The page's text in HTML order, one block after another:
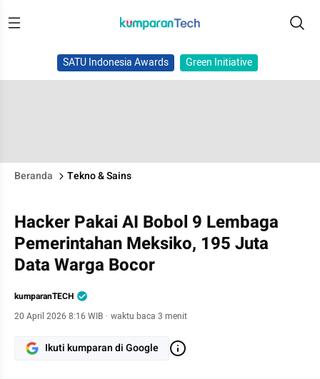
SATU Indonesia Awards Green Initiative
Beranda Tekno & Sains
Hacker Pakai AI Bobol 9 Lembaga
Pemerintahan Meksiko, 195 Juta
Data Warga Bocor
kumparanTECH
20 April 2026 8:16 WIB · waktu baca 3 menit
Ikuti kumparan di Google